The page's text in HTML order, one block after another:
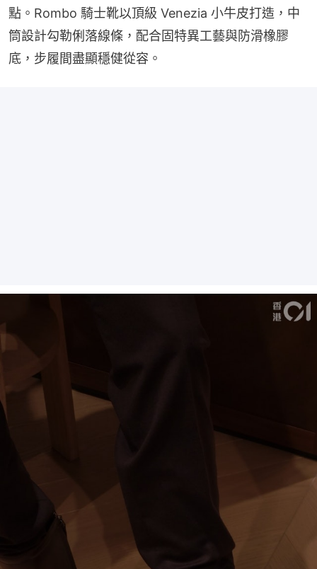
點。Rombo 騎士靴以頂級 Venezia 小牛皮打造，中
筒設計勾勒俐落線條，配合固特異工藝與防滑橡膠
底，步履間盡顯穩健從容。